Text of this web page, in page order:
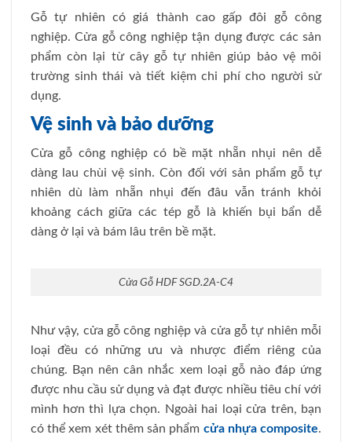
Gỗ tự nhiên có giá thành cao gấp đôi gỗ công
nghiệp. Cửa gỗ công nghiệp tận dụng được các sản
phẩm còn lại từ cây gỗ tự nhiên giúp bảo vệ môi
trường sinh thái và tiết kiệm chi phí cho người sử
dụng.
Vệ sinh và bảo dưỡng
Cửa gỗ công nghiệp có bề mặt nhẵn nhụi nên dễ
dàng lau chùi vệ sinh. Còn đối với sản phẩm gỗ tự
nhiên dù làm nhẵn nhụi đến đâu vẫn tránh khỏi
khoảng cách giữa các tép gỗ là khiến bụi bẩn dễ
dàng ở lại và bám lâu trên bề mặt.
Cửa Gỗ HDF SGD.2A-C4
Như vậy, cửa gỗ công nghiệp và cửa gỗ tự nhiên mỗi
loại đều có những ưu và nhược điểm riêng của
chúng. Bạn nên cân nhắc xem loại gỗ nào đáp ứng
được nhu cầu sử dụng và đạt được nhiều tiêu chí với
mình hơn thì lựa chọn. Ngoài hai loại cửa trên, bạn
có thể xem xét thêm sản phẩm cửa nhựa composite.